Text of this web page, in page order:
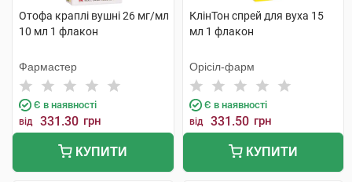
Отофа краплі вушні 26 мг/мл
10 мл 1 флакон
Фармастер
Є в наявності
від 331.30 грн
КУПИТИ
КлінТон спрей для вуха 15
мл 1 флакон
Орісіл-фарм
Є в наявності
від 331.50 грн
КУПИТИ